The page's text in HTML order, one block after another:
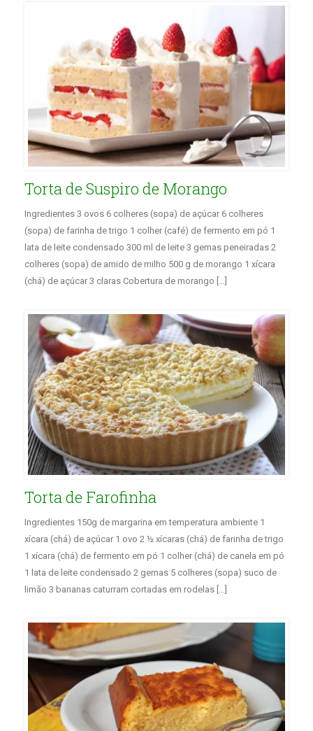
Torta de Suspiro de Morango
Ingredientes 3 ovos 6 colheres (sopa) de açúcar 6 colheres
(sopa) de farinha de trigo 1 colher (café) de fermento em pó 1
lata de leite condensado 300 ml de leite 3 gemas peneiradas 2
colheres (sopa) de amido de milho 500 g de morango 1 xícara
(chá) de açúcar 3 claras Cobertura de morango […]
Torta de Farofinha
Ingredientes 150g de margarina em temperatura ambiente 1
xícara (chá) de açúcar 1 ovo 2 ½ xícaras (chá) de farinha de trigo
1 xícara (chá) de fermento em pó 1 colher (chá) de canela em pó
1 lata de leite condensado 2 gemas 5 colheres (sopa) suco de
limão 3 bananas caturram cortadas em rodelas […]